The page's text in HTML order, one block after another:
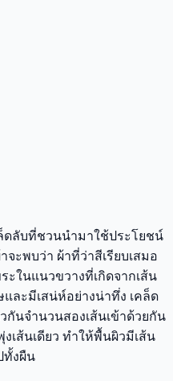
ดลับที่ชวนนำมาใช้ประโยชน์
ะพบว่า ผ้าที่ว่าสีเรียบเสมอ
ในแนวขวางที่เกิดจากเส้น
ละมีเสน่ห์อย่างน่าทึ่ง เคล็ด
กันจำนวนสองเส้นเข้าด้วยกัน
เส้นเดียว ทำให้พื้นผิวมีเส้น
ทั้งผืน